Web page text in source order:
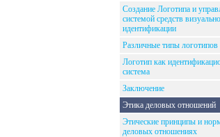
Создание Логотипа и
системой средств
идентификации
Различные типы логотипов
Логотип как
система
Заключение
Этика деловых отношений
Этические принципы и
деловых отношениях